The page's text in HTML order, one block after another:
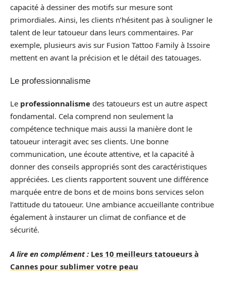
capacité à dessiner des motifs sur mesure sont
primordiales. Ainsi, les clients n’hésitent pas à souligner le
talent de leur tatoueur dans leurs commentaires. Par
exemple, plusieurs avis sur Fusion Tattoo Family à Issoire
mettent en avant la précision et le détail des tatouages.
Le professionnalisme
Le professionnalisme des tatoueurs est un autre aspect
fondamental. Cela comprend non seulement la
compétence technique mais aussi la manière dont le
tatoueur interagit avec ses clients. Une bonne
communication, une écoute attentive, et la capacité à
donner des conseils appropriés sont des caractéristiques
appréciées. Les clients rapportent souvent une différence
marquée entre de bons et de moins bons services selon
l’attitude du tatoueur. Une ambiance accueillante contribue
également à instaurer un climat de confiance et de
sécurité.
A lire en complément : Les 10 meilleurs tatoueurs à
Cannes pour sublimer votre peau